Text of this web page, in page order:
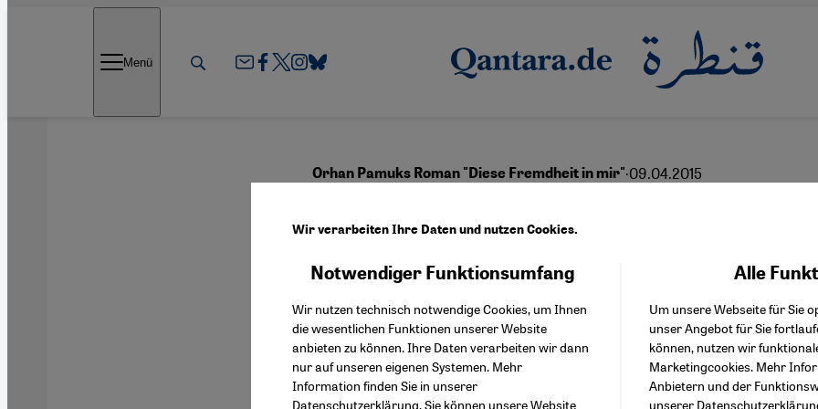
Menü
Orhan Pamuks Roman "Diese Fremdheit in mir"·09.04.2015
Zeitreise in eine verlorene
Deutsch English عربي
Wir verarbeiten Ihre Daten und nutzen Cookies.
Notwendiger Funktionsumfang
Wir nutzen technisch notwendige Cookies, um Ihnen
die wesentlichen Funktionen unserer Website
anbieten zu können. Ihre Daten verarbeiten wir dann
nur auf unseren eigenen Systemen. Mehr
Information finden Sie in unserer
Datenschutzerklärung. Sie können unsere Website
Alle
Um unsere Webseite für Sie
unser Angebot für Sie
können, nutzen wir
Marketingcookies. Mehr
Anbietern und der
unserer
Facebook Embed /
Twitter Embed
Instagram Embed
Youtube Embed
Google Maps Embed